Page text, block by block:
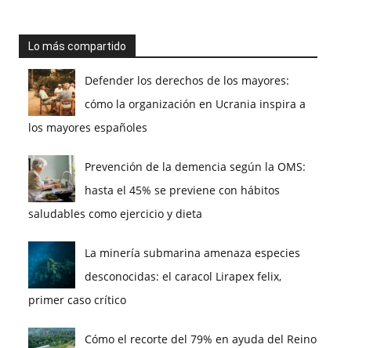
Lo más compartido
Defender los derechos de los mayores:
cómo la organización en Ucrania inspira a
los mayores españoles
Prevención de la demencia según la OMS:
hasta el 45% se previene con hábitos
saludables como ejercicio y dieta
La minería submarina amenaza especies
desconocidas: el caracol Lirapex felix,
primer caso crítico
Cómo el recorte del 79% en ayuda del Reino